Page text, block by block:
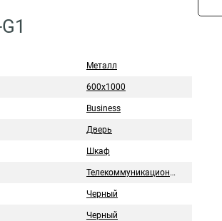
Металл
600x1000
Business
Дверь
Шкаф
Телекоммуникационный шкаф
Черный
Черный